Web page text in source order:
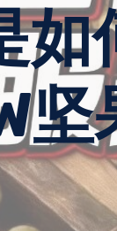
如
坚